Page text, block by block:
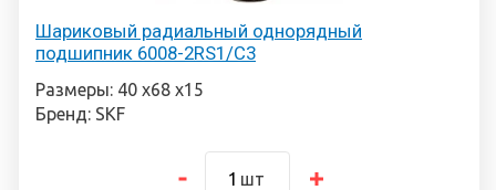
Шариковый радиальный однорядный
подшипник 6008-2RS1/C3
Размеры: 40 х68 х15
Бренд: SKF
шт